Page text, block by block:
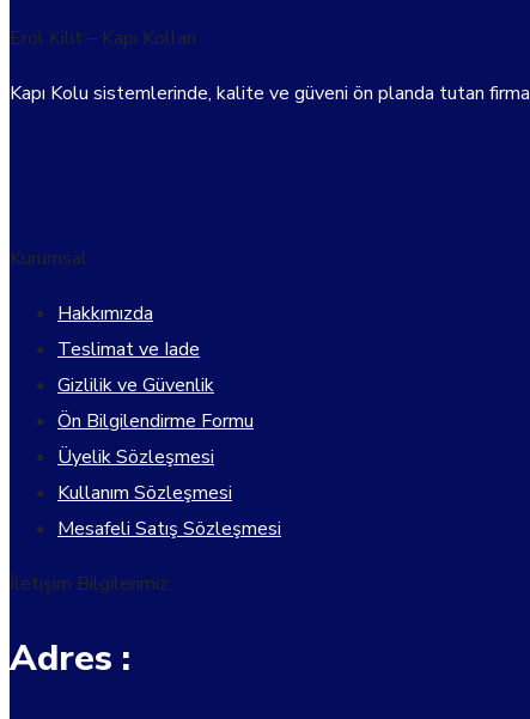
Erol Kilit – Kapı Kolları
Kapı Kolu sistemlerinde, kalite ve güveni ön planda tutan
Kurumsal
Hakkımızda
Teslimat ve Iade
Gizlilik ve Güvenlik
Ön Bilgilendirme Formu
Üyelik Sözleşmesi
Kullanım Sözleşmesi
Mesafeli Satış Sözleşmesi
İletişim Bilgilerimiz
Adres :